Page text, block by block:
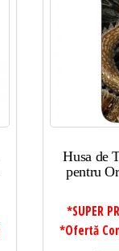
Husa de
pentru
*SUPER
*Ofertă